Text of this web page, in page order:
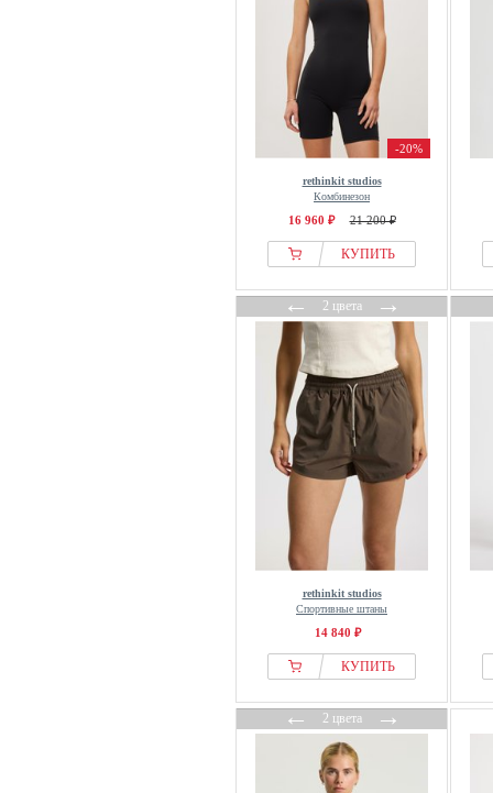
-20%
rethinkit studios
Комбинезон
16 960 ₽ 21 200 ₽
КУПИТЬ
←2 цвета→
rethinkit studios
Спортивные штаны
14 840 ₽
КУПИТЬ
←2 цвета→